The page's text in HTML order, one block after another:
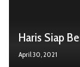
Haris Siap
April 30, 2021